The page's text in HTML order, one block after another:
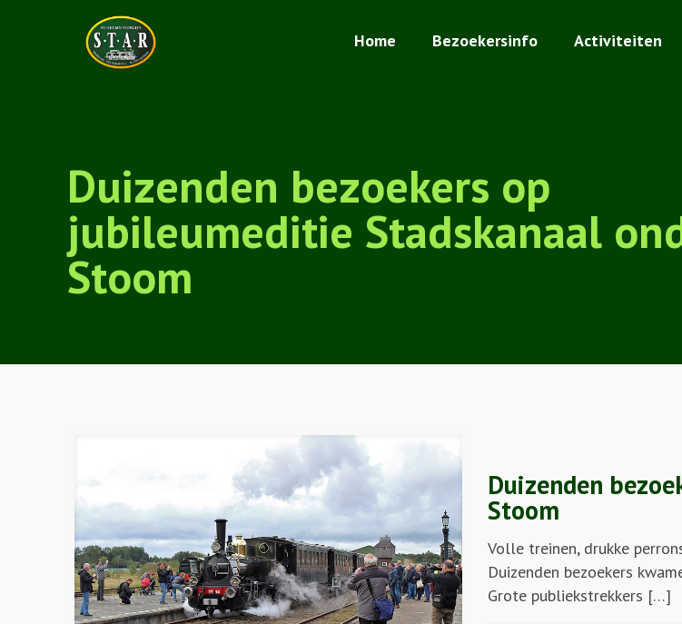
Home Bezoekersinfo Activiteiten
Duizenden bezoekers op
jubileumeditie Stadskanaal
Stoom
Duizenden
Stoom
Volle treinen, drukke
Duizenden bezoekers
Grote publiekstrekkers […]